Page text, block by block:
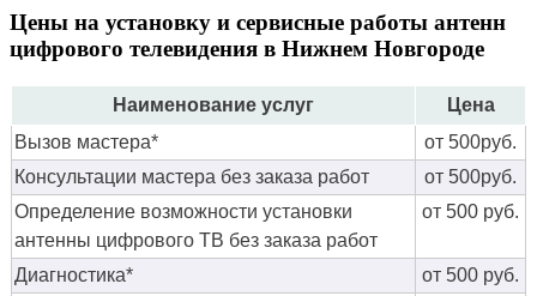
Цены на установку и сервисные работы антенн
цифрового телевидения в Нижнем Новгороде
Наименование услуг
Цена
Вызов мастера*
от 500руб.
Консультации мастера без заказа работ
от 500руб.
Определение возможности установки
антенны цифрового ТВ без заказа работ
от 500 руб.
Диагностика*
от 500 руб.